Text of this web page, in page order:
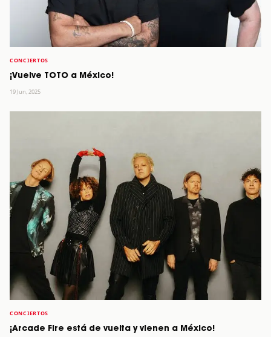
CONCIERTOS
¡Vuelve TOTO a México!
19 Jun, 2025
CONCIERTOS
¡Arcade Fire está de vuelta y vienen a México!